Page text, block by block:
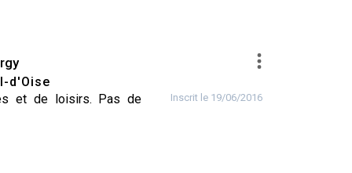
d'Oise
et de loisirs. Pas de
Inscrit le 19/06/2016